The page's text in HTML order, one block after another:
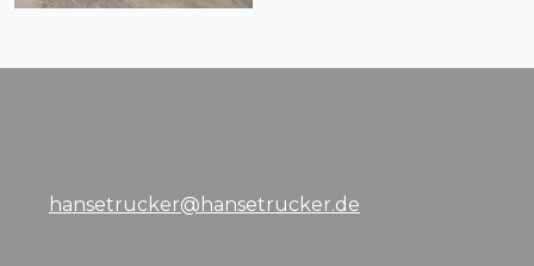
hansetrucker@hansetrucker.de